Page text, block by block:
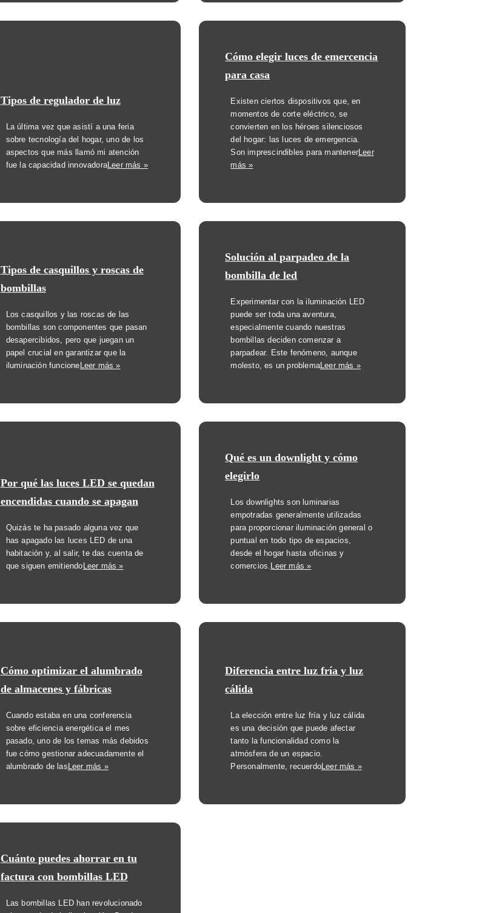
Tipos de regulador de luz
La última vez que asistí a una feria
sobre tecnología del hogar, uno de los
aspectos que más llamó mi atención
fue la capacidad innovadoraLeer más »
Cómo elegir luces de emercencia
para casa
Existen ciertos dispositivos que, en
momentos de corte eléctrico, se
convierten en los héroes silenciosos
del hogar: las luces de emergencia.
Son imprescindibles para mantenerLeer
más »
Tipos de casquillos y roscas de
bombillas
Los casquillos y las roscas de las
bombillas son componentes que pasan
desapercibidos, pero que juegan un
papel crucial en garantizar que la
iluminación funcione Leer más »
Solución al parpadeo de la
bombilla de led
Experimentar con la iluminación LED
puede ser toda una aventura,
especialmente cuando nuestras
bombillas deciden comenzar a
parpadear. Este fenómeno, aunque
molesto, es un problemaLeer más »
Por qué las luces LED se quedan
encendidas cuando se apagan
Quizás te ha pasado alguna vez que
has apagado las luces LED de una
habitación y, al salir, te das cuenta de
que siguen emitiendo Leer más »
Qué es un downlight y cómo
elegirlo
Los downlights son luminarias
empotradas generalmente utilizadas
para proporcionar iluminación general o
puntual en todo tipo de espacios,
desde el hogar hasta oficinas y
comercios. Leer más »
Cómo optimizar el alumbrado
de almacenes y fábricas
Cuando estaba en una conferencia
sobre eficiencia energética el mes
pasado, uno de los temas más debidos
fue cómo gestionar adecuadamente el
alumbrado de las Leer más »
Diferencia entre luz fría y luz
cálida
La elección entre luz fría y luz cálida
es una decisión que puede afectar
tanto la funcionalidad como la
atmósfera de un espacio.
Personalmente, recuerdoLeer más »
Cuánto puedes ahorrar en tu
factura con bombillas LED
Las bombillas LED han revolucionado